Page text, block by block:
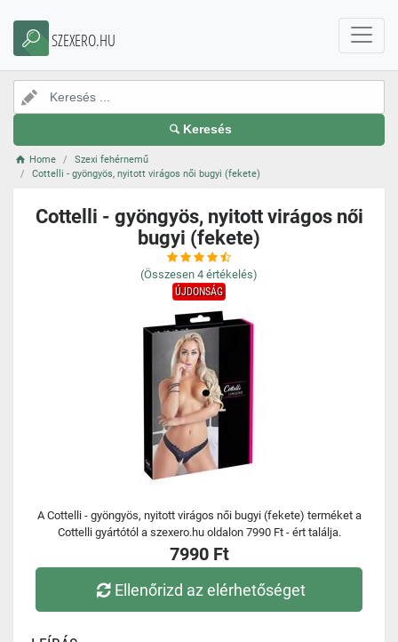
SZEXERO.HU
Keresés
Home
Szexi fehérnemű
Cottelli - gyöngyös, nyitott virágos női bugyi (fekete)
Cottelli - gyöngyös, nyitott virágos női
bugyi (fekete)
(Összesen 4 értékelés)
ÚJDONSÁG
A Cottelli - gyöngyös, nyitott virágos női bugyi (fekete) terméket a
Cottelli gyártótól a szexero.hu oldalon 7990 Ft - ért találja.
7990 Ft
Ellenőrizd az elérhetőséget